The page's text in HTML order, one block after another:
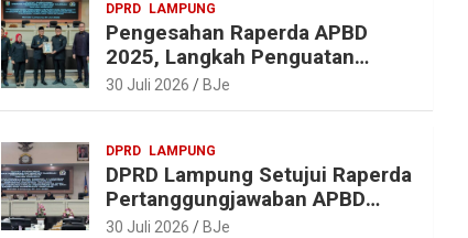
t
DPRD LAMPUNG
Pengesahan Raperda APBD
2025, Langkah Penguatan
Akuntabilitas dan
Pembangunan Lampung
30 Juli 2026 BJe
DPRD LAMPUNG
DPRD Lampung Setujui Raperda
Pertanggungjawaban APBD
2025, Beri Sejumlah
30 Juli 2026 BJe